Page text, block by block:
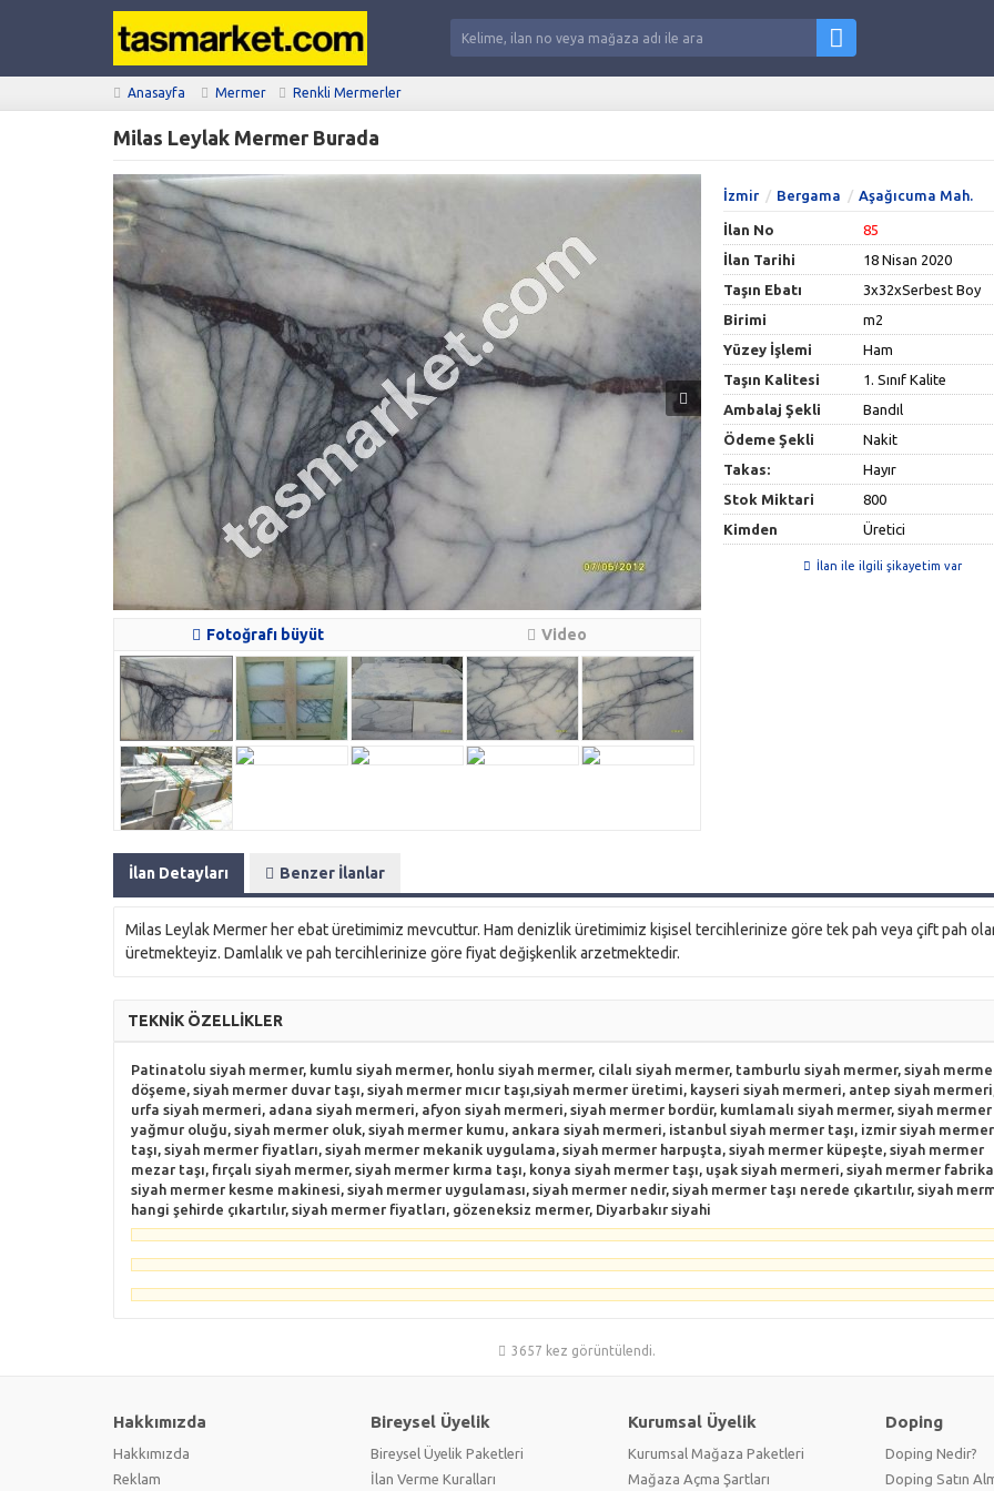
Anasayfa Mermer Renkli Mermerler
Milas Leylak Mermer Burada
Fotoğrafı büyüt Video
İzmir Bergama Aşağıcuma Mah.
İlan No
85
İlan Tarihi
18 Nisan 2020
Taşın Ebatı
3x32xSerbest Boy
Birimi
m2
Yüzey İşlemi
Ham
Taşın Kalitesi
1. Sınıf Kalite
Ambalaj Şekli
Bandıl
Ödeme Şekli
Nakit
Takas:
Hayır
Stok Miktari
800
Kimden
Üretici
İlan ile ilgili şikayetim var
İlan Detayları Benzer İlanlar
Milas Leylak Mermer her ebat üretimimiz mevcuttur. Ham denizlik üretimimiz kişisel tercihlerinize göre tek pah veya çift pah
üretmekteyiz. Damlalık ve pah tercihlerinize göre fiyat değişkenlik arzetmektedir.
TEKNİK ÖZELLİKLER
Patinatolu siyah mermer, kumlu siyah mermer, honlu siyah mermer, cilalı siyah mermer, tamburlu siyah mermer, siyah
döşeme, siyah mermer duvar taşı, siyah mermer mıcır taşı,siyah mermer üretimi, kayseri siyah mermeri, antep siyah
urfa siyah mermeri, adana siyah mermeri, afyon siyah mermeri, siyah mermer bordür, kumlamalı siyah mermer, siyah mermer
yağmur oluğu, siyah mermer oluk, siyah mermer kumu, ankara siyah mermeri, istanbul siyah mermer taşı, izmir siyah mermer
taşı, siyah mermer fiyatları, siyah mermer mekanik uygulama, siyah mermer harpuşta, siyah mermer küpeşte, siyah mermer
mezar taşı, fırçalı siyah mermer, siyah mermer kırma taşı, konya siyah mermer taşı, uşak siyah mermeri, siyah mermer
siyah mermer kesme makinesi, siyah mermer uygulaması, siyah mermer nedir, siyah mermer taşı nerede çıkartılır, siyah
hangi şehirde çıkartılır, siyah mermer fiyatları, gözeneksiz mermer, Diyarbakır siyahi
3657 kez görüntülendi.
Hakkımızda
Hakkımızda
Reklam
Bireysel Üyelik
Bireysel Üyelik Paketleri
İlan Verme Kuralları
Kurumsal Üyelik
Kurumsal Mağaza Paketleri
Mağaza Açma Şartları
Doping
Doping Nedir?
Doping Satın